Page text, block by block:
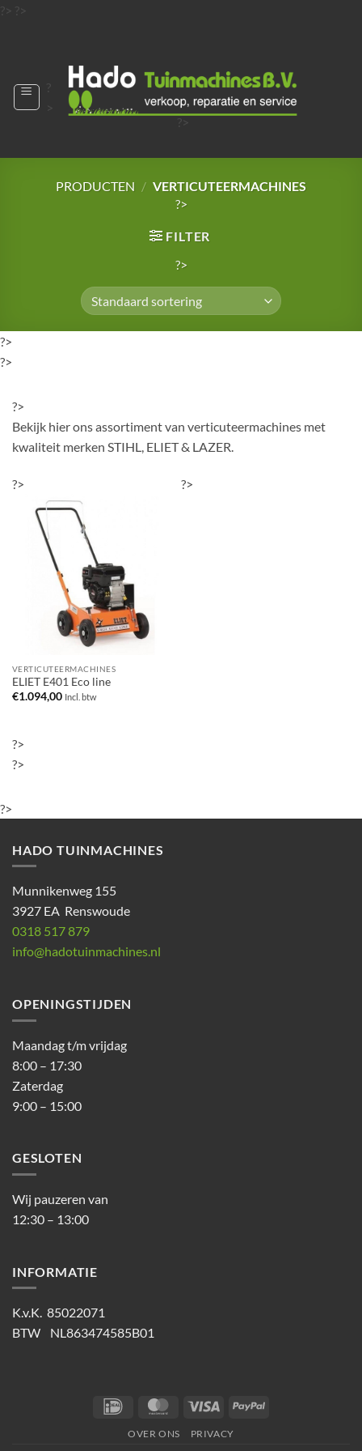
?> ?>
?>
?
PRODUCTEN / VERTICUTEERMACHINES
?>
FILTER
?>
?>
?>
?>
Bekijk hier ons assortiment van verticuteermachines met
kwaliteit merken STIHL, ELIET & LAZER.
?>
VERTICUTEERMACHINES
ELIET E401 Eco line
€1.094,00 Incl. btw
?>
?>
?>
?>
HADO TUINMACHINES
Munnikenweg 155
3927 EA Renswoude
0318 517 879
info@hadotuinmachines.nl
OPENINGSTIJDEN
Maandag t/m vrijdag
8:00 – 17:30
Zaterdag
9:00 – 15:00
GESLOTEN
Wij pauzeren van
12:30 – 13:00
INFORMATIE
K.v.K. 85022071
BTW NL863474585B01
IDeal MasterCard
Visa PayPal
OVER ONS PRIVACY